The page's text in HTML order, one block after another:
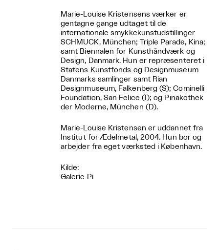
Marie-Louise Kristensens værker er
gentagne gange udtaget til de
internationale smykkekunstudstillinger
SCHMUCK, München; Triple Parade, Kina;
samt Biennalen for Kunsthåndværk og
Design, Danmark. Hun er repræsenteret i
Statens Kunstfonds og Designmuseum
Danmarks samlinger samt Rian
Designmuseum, Falkenberg (S); Cominelli
Foundation, San Felice (I); og Pinakothek
der Moderne, München (D).
Marie-Louise Kristensen er uddannet fra
Institut for Ædelmetal, 2004. Hun bor og
arbejder fra eget værksted i København.
Kilde:
Galerie Pi